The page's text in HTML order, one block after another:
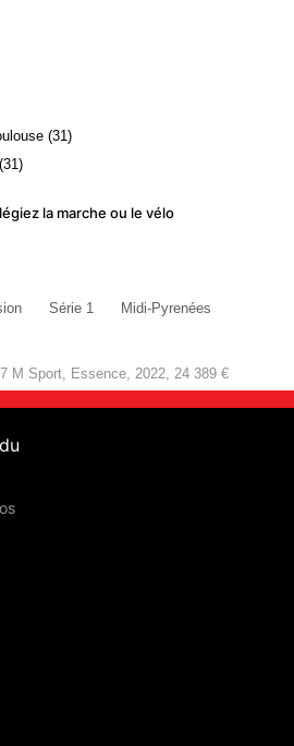
(31)
la marche ou le vélo
Série 1
Midi-Pyrenées
M Sport, Essence, 2022, 24 389 €